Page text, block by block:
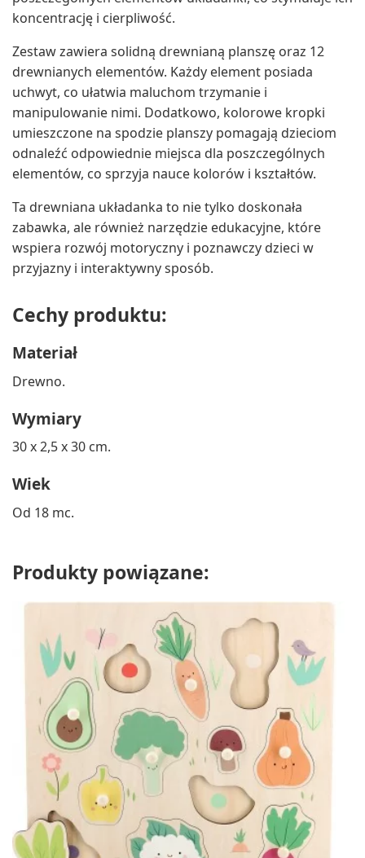
koncentrację i cierpliwość.
Zestaw zawiera solidną drewnianą planszę oraz 12
drewnianych elementów. Każdy element posiada
uchwyt, co ułatwia maluchom trzymanie i
manipulowanie nimi. Dodatkowo, kolorowe kropki
umieszczone na spodzie planszy pomagają dzieciom
odnaleźć odpowiednie miejsca dla poszczególnych
elementów, co sprzyja nauce kolorów i kształtów.
Ta drewniana układanka to nie tylko doskonała
zabawka, ale również narzędzie edukacyjne, które
wspiera rozwój motoryczny i poznawczy dzieci w
przyjazny i interaktywny sposób.
Cechy produktu:
Materiał
Drewno.
Wymiary
30 x 2,5 x 30 cm.
Wiek
Od 18 mc.
Produkty powiązane: